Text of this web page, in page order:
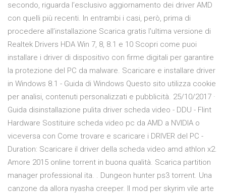
secondo, riguarda l’esclusivo aggiornamento dei driver AMD
con quelli più recenti. In entrambi i casi, però, prima di
procedere all’installazione Scarica gratis l'ultima versione di
Realtek Drivers HDA Win 7, 8, 8.1 e 10 Scopri come puoi
installare i driver di dispositivo con firme digitali per garantire
la protezione del PC da malware. Scaricare e installare driver
in Windows 8.1 - Guida di Windows Questo sito utilizza cookie
per analisi, contenuti personalizzati e pubblicità. 25/10/2017 ·
Guida disinstallazione pulita driver scheda video - DDU - Flint
Hardware Sostituire scheda video pc da AMD a NVIDIA o
viceversa con Come trovare e scaricare i DRIVER del PC -
Duration: Scaricare il driver della scheda video amd athlon x2.
Amore 2015 online torrent in buona qualità. Scarica partition
manager professional ita. . Dungeon hunter ps3 torrent. Una
canzone da allora nyasha creeper. Il mod per skyrim vile arte